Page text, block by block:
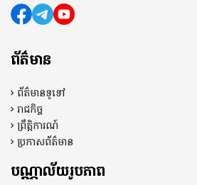
ព័ត៌មាន
ព័ត៌មានទូទៅ
រាជកិច្ច
ព្រឹត្តិការណ៍
ប្រកាសព័ត៌មាន
បណ្ណាល័យរូបភាព